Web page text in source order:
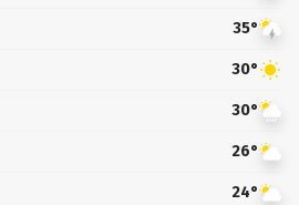
35°
30°
30°
26°
24°